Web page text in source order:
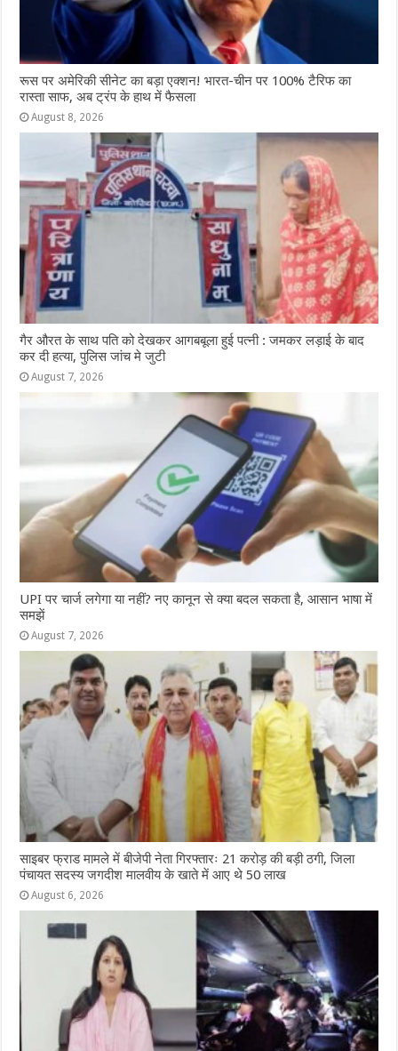
रूस पर अमेरिकी सीनेट का बड़ा एक्शन! भारत-चीन पर 100% टैरिफ का
रास्ता साफ, अब ट्रंप के हाथ में फैसला
August 8, 2026
गैर औरत के साथ पति को देखकर आगबबूला हुई पत्नी : जमकर लड़ाई के बाद
कर दी हत्या, पुलिस जांच मे जुटी
August 7, 2026
UPI पर चार्ज लगेगा या नहीं? नए कानून से क्या बदल सकता है, आसान भाषा में
समझें
August 7, 2026
साइबर फ्राड मामले में बीजेपी नेता गिरफ्तारः 21 करोड़ की बड़ी ठगी, जिला
पंचायत सदस्य जगदीश मालवीय के खाते में आए थे 50 लाख
August 6, 2026